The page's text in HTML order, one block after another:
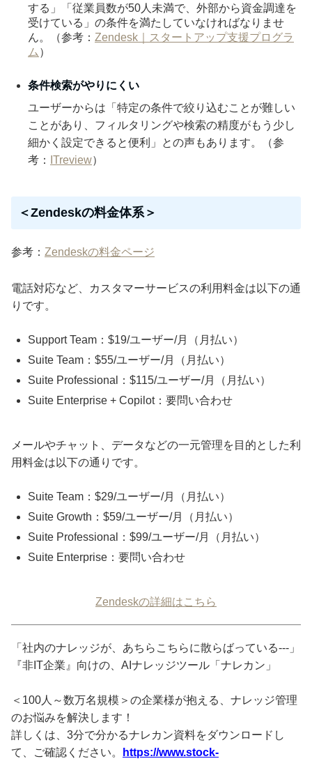
する」「従業員数が50人未満で、外部から資金調達を
受けている」の条件を満たしていなければなりませ
ん。（参考： Zendesk｜スタートアップ支援プログラ
ム ）
条件検索がやりにくい
ユーザーからは「特定の条件で絞り込むことが難しい
ことがあり、フィルタリングや検索の精度がもう少し
細かく設定できると便利」との声もあります。（参
考：
ITreview）
＜Zendeskの料金体系＞
参考： Zendeskの料金ページ
電話対応など、カスタマーサービスの利用料金は以下の通
りです。
Support Team：$19/ユーザー/月（月払い）
Suite Team：$55/ユーザー/月（月払い）
Suite Professional：$115/ユーザー/月（月払い）
Suite Enterprise + Copilot：要問い合わせ
メールやチャット、データなどの一元管理を目的とした利
用料金は以下の通りです。
Suite Team：$29/ユーザー/月（月払い）
Suite Growth：$59/ユーザー/月（月払い）
Suite Professional：$99/ユーザー/月（月払い）
Suite Enterprise：要問い合わせ
Zendeskの詳細はこちら
「社内のナレッジが、あちらこちらに散らばっている---」
『非IT企業』向けの、AIナレッジツール「ナレカン」
＜100人～数万名規模＞の企業様が抱える、ナレッジ管理
のお悩みを解決します！
詳しくは、3分で分かるナレカン資料をダウンロードし
て、ご確認ください。
https://www.stock-